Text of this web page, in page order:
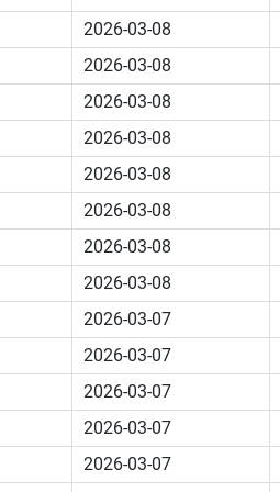
2026-03-08
2026-03-08
2026-03-08
2026-03-08
2026-03-08
2026-03-08
2026-03-08
2026-03-08
2026-03-07
2026-03-07
2026-03-07
2026-03-07
2026-03-07